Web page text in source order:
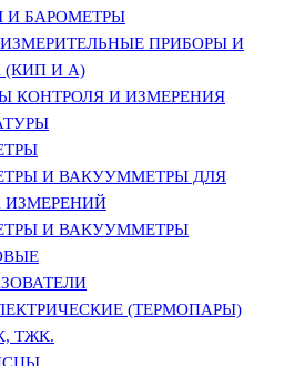
И БАРОМЕТРЫ
ПРИБОРЫ И
И А)
КОНТРОЛЯ И ИЗМЕРЕНИЯ
И ВАКУУММЕТРЫ ДЛЯ
И ВАКУУММЕТРЫ
(ТЕРМОПАРЫ)
ТЖК.